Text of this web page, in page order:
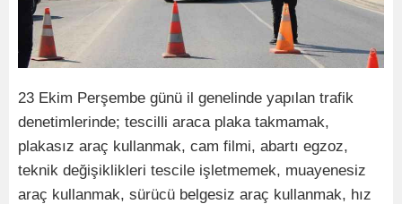
23 Ekim Perşembe günü il genelinde yapılan trafik
denetimlerinde; tescilli araca plaka takmamak,
plakasız araç kullanmak, cam filmi, abartı egzoz,
teknik değişiklikleri tescile işletmemek, muayenesiz
araç kullanmak, sürücü belgesiz araç kullanmak, hız